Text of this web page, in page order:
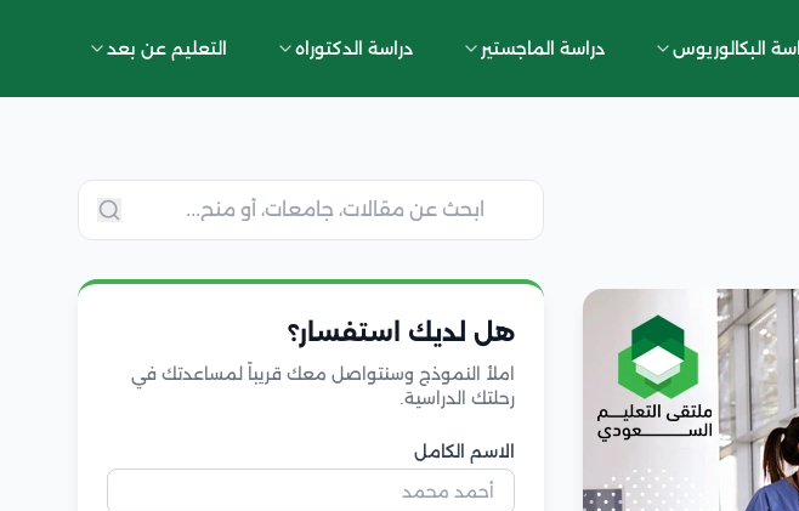
البكالوريوس دراسة الماجستير دراسة الدكتوراه التعليم عن بعد
هل لديك استفسار؟
املأ النموذج وسنتواصل معك قريباً لمساعدتك في
رحلتك الدراسية.
الاسم الكامل